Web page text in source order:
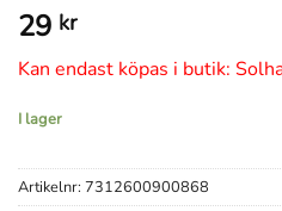
29 kr
Kan endast köpas i butik:
I lager
Artikelnr: 7312600900868